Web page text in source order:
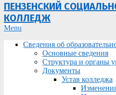
ПЕНЗЕНСКИЙ
КОЛЛЕДЖ
Primary
Menu
Menu
Сведения об
Основные сведения
Структура и органы
Документы
Устав колледжа